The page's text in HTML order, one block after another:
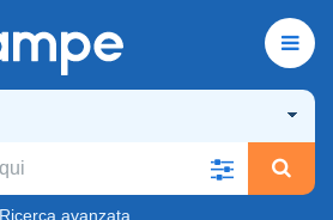
Ricerca avanzata